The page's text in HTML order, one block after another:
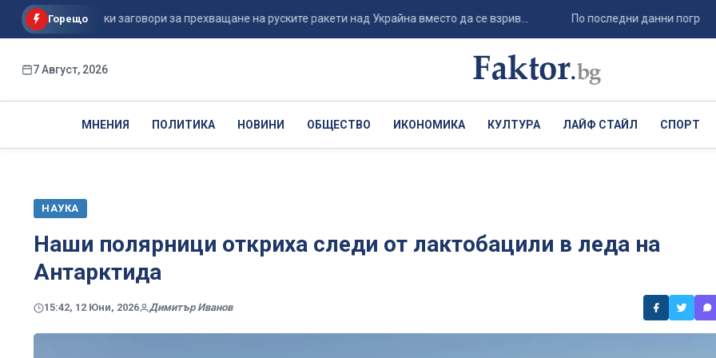
Горещо
Шикорски заговори за прехващане на руските ракети над Украйна вместо да се взрив... По последни данни погребаният
7 Август, 2026
МНЕНИЯ ПОЛИТИКА НОВИНИ ОБЩЕСТВО ИКОНОМИКА КУЛТУРА ЛАЙФ СТАЙЛ СПОРТ
НАУКА
Наши полярници откриха следи от лактобацили в леда на
Антарктида
15:42, 12 Юни, 2026 Димитър Иванов